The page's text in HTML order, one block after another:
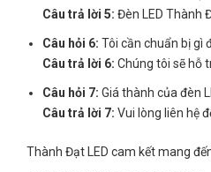
Câu trả lời 5: Đèn LED Thành
Câu hỏi 6: Tôi cần chuẩn bị gì
Câu trả lời 6: Chúng tôi sẽ hỗ
Câu hỏi 7: Giá thành của đèn
Câu trả lời 7: Vui lòng liên hệ
Thành Đạt LED cam kết mang